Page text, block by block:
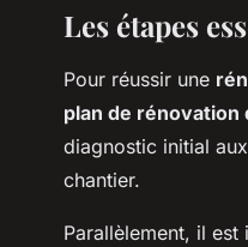
Maison
Les étapes
Pour réussir une
plan de rénovation
diagnostic initial
chantier.
Parallèlement, il est